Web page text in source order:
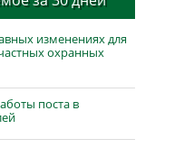
изменениях для
охранных
поста в